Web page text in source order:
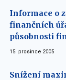
Informace o
finančních
působnosti
15. prosince 2005
Snížení